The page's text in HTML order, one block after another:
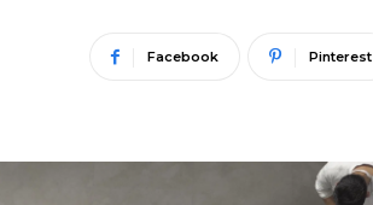
Facebook Pinterest